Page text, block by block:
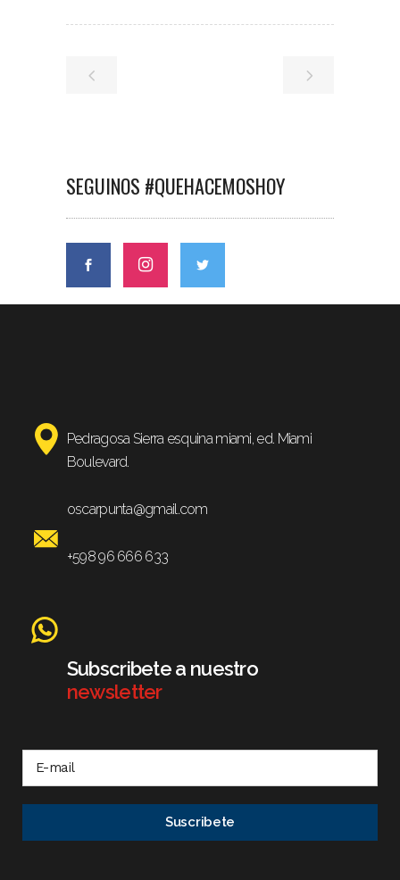
SEGUINOS #QUEHACEMOSHOY
Pedragosa Sierra esquina miami, ed. Miami
Boulevard.
oscarpunta@gmail.com
+598 96 666 633
Subscribete a nuestro
newsletter